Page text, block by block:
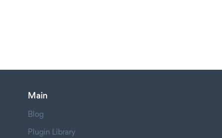
Main
Blog
Plugin Library